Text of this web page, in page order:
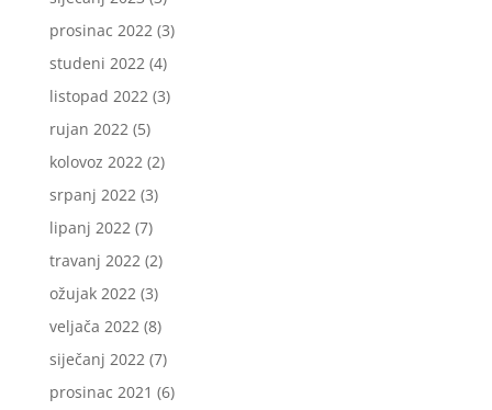
prosinac 2022(3)
studeni 2022(4)
listopad 2022(3)
rujan 2022(5)
kolovoz 2022(2)
srpanj 2022(3)
lipanj 2022(7)
travanj 2022(2)
ožujak 2022(3)
veljača 2022(8)
siječanj 2022(7)
prosinac 2021 (6)